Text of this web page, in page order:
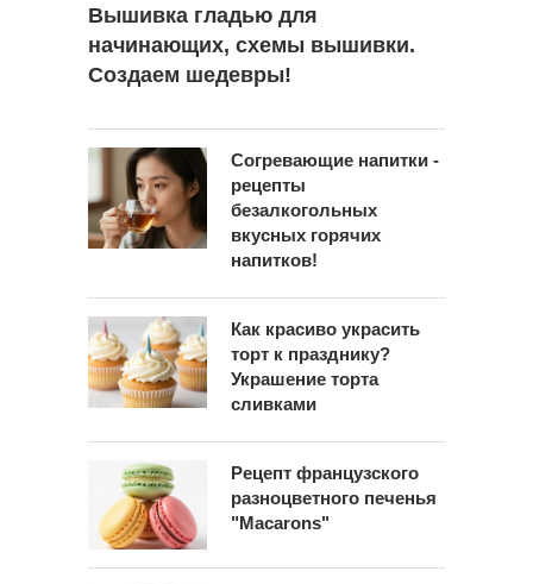
Вышивка гладью для
начинающих, схемы вышивки.
Создаем шедевры!
Согревающие напитки -
рецепты
безалкогольных
вкусных горячих
напитков!
Как красиво украсить
торт к празднику?
Украшение торта
сливками
Рецепт французского
разноцветного печенья
"Macarons"